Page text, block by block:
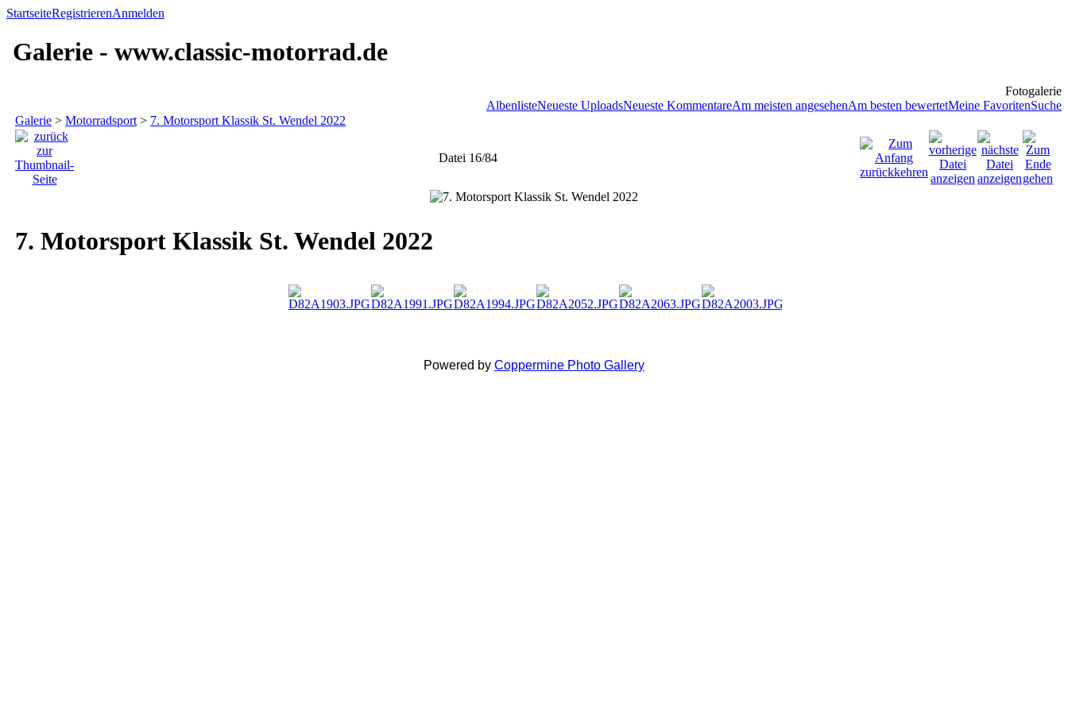
StartseiteRegistrierenAnmelden
Galerie - www.classic-motorrad.de
Fotogalerie
AlbenlisteNeueste UploadsNeueste KommentareAm meisten angesehenAm besten bewertetMeine FavoritenSuche
Galerie > Motorradsport > 7. Motorsport Klassik St. Wendel 2022
Datei 16/84
7. Motorsport Klassik St. Wendel 2022
Powered by Coppermine Photo Gallery